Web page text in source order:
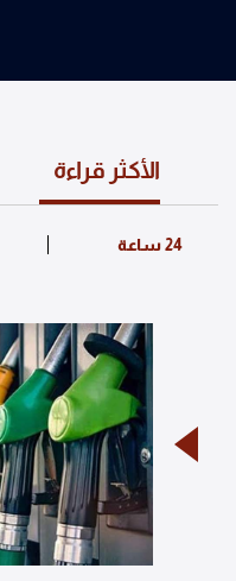
الأكثر قراءة